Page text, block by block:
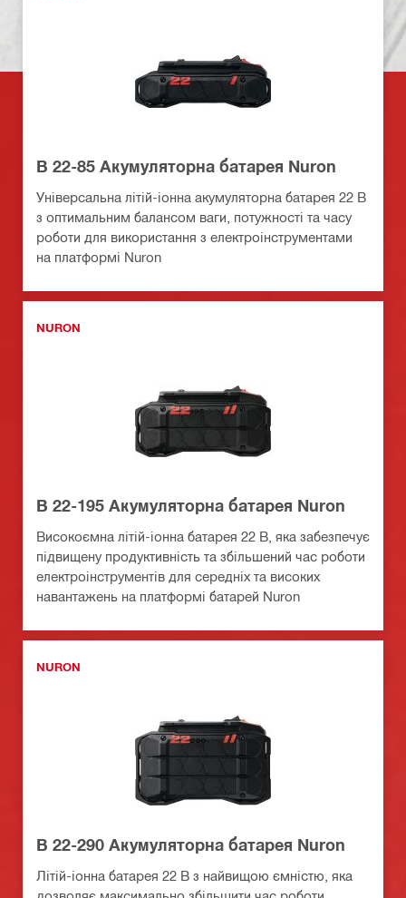
B 22-85 Акумуляторна батарея Nuron
Універсальна літій-іонна акумуляторна батарея 22 В
з оптимальним балансом ваги, потужності та часу
роботи для використання з електроінструментами
на платформі Nuron
NURON
B 22-195 Акумуляторна батарея Nuron
Високоємна літій-іонна батарея 22 В, яка забезпечує
підвищену продуктивність та збільшений час роботи
електроінструментів для середніх та високих
навантажень на платформі батарей Nuron
NURON
B 22-290 Акумуляторна батарея Nuron
Літій-іонна батарея 22 В з найвищою ємністю, яка